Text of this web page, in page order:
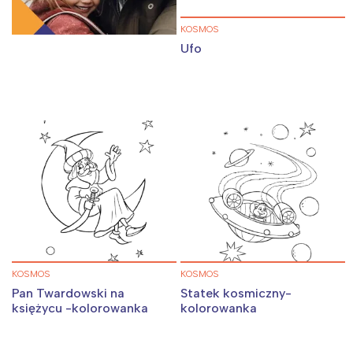
KOSMOS
Ufo
KOSMOS
Pan Twardowski na
księżycu -kolorowanka
KOSMOS
Statek kosmiczny-
kolorowanka